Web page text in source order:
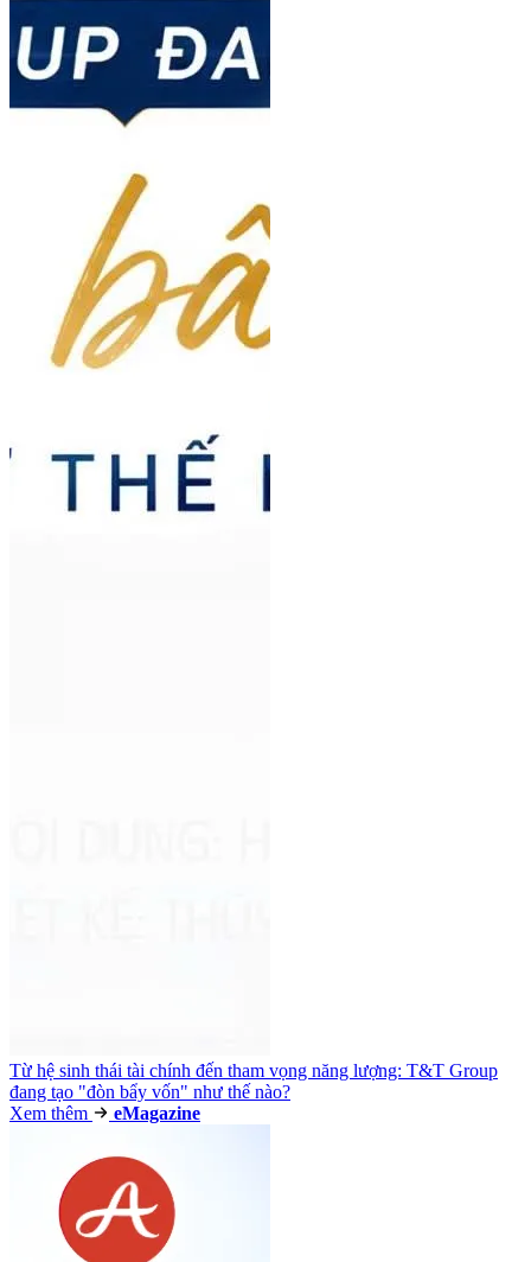
Từ hệ sinh thái tài chính đến tham vọng năng lượng: T&T Group
đang tạo "đòn bẩy vốn" như thế nào?
Xem thêm
eMagazine